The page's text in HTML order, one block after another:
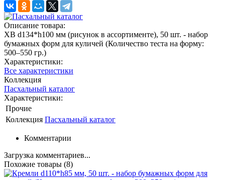
Описание товара:
ХВ d134*h100 мм (рисунок в ассортименте), 50 шт. - набор
бумажных форм для куличей (Количество теста на форму:
500–550 гр.)
Характеристики:
Все характеристики
Коллекция
Пасхальный каталог
Характеристики:
Прочие
Коллекция Пасхальный каталог
Комментарии
Загрузка комментариев...
Похожие товары (8)